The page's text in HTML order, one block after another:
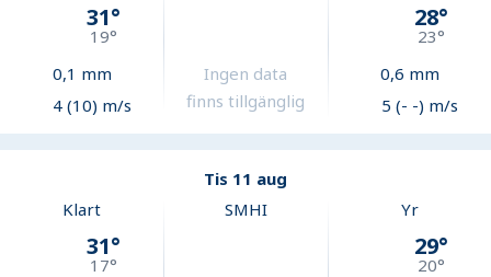
31°
19°
0,1 mm
4 (10) m/s
Ingen data
finns tillgänglig
28°
23°
0,6 mm
5 (- -) m/s
Tis 11 aug
Klart
31°
17°
SMHI Yr
29°
20°